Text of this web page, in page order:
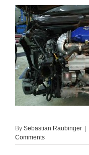
By Sebastian Raubinger
Comments